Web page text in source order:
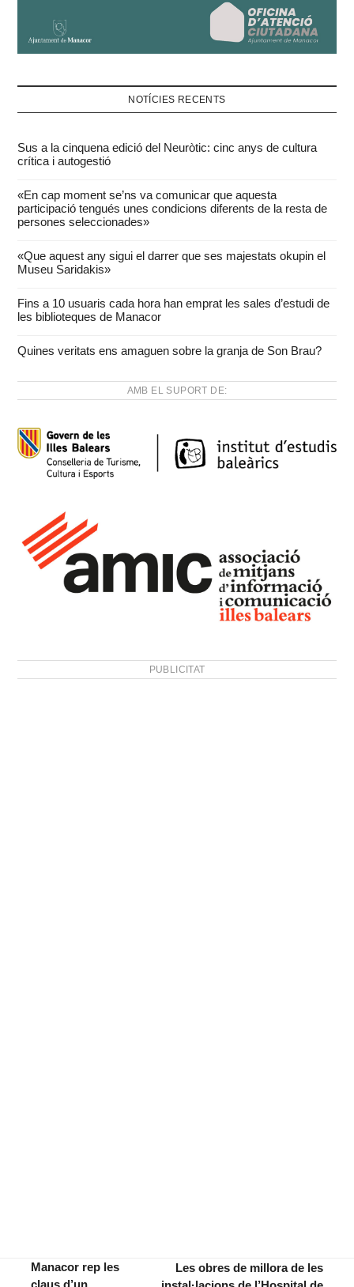
NOTÍCIES RECENTS
Sus a la cinquena edició del Neuròtic: cinc anys de cultura
crítica i autogestió
«En cap moment se’ns va comunicar que aquesta
participació tengués unes condicions diferents de la resta de
persones seleccionades»
«Que aquest any sigui el darrer que ses majestats okupin el
Museu Saridakis»
Fins a 10 usuaris cada hora han emprat les sales d’estudi de
les biblioteques de Manacor
Quines veritats ens amaguen sobre la granja de Son Brau?
AMB EL SUPORT DE:
PUBLICITAT
Manacor rep les
Les obres de millora de les